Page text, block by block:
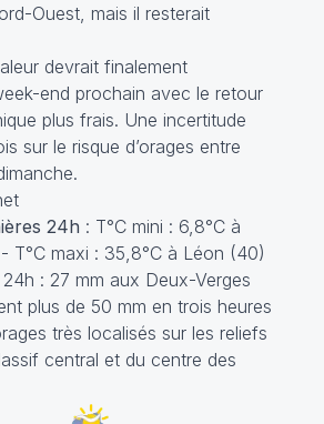
Ouest, mais il resterait
devrait finalement
end prochain avec le retour
plus frais. Une incertitude
sur le risque d’orages entre
24h : T°C mini : 6,8°C à
T°C maxi : 35,8°C à Léon (40)
: 27 mm aux Deux-Verges
plus de 50 mm en trois heures
très localisés sur les reliefs
central et du centre des